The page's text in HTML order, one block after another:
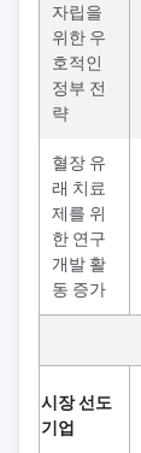
자립을
위한 우
호적인
정부 전
략
혈장 유
래 치료
제를 위
한 연구
개발 활
동 증가
시장 선도
기업